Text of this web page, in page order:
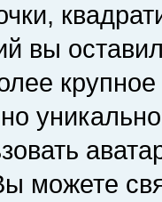
вы
можете